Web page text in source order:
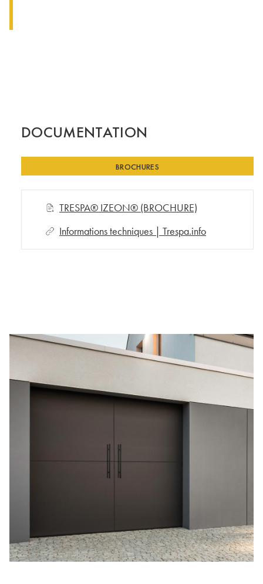
DOCUMENTATION
BROCHURES
TRESPA® IZEON® (BROCHURE)
Informations techniques | Trespa.info